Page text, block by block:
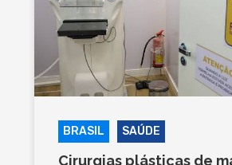
BRASIL SAÚDE
Cirurgias plásticas de